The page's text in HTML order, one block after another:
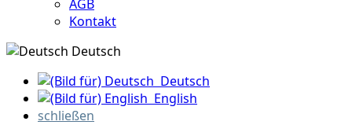
AGB
Kontakt
Deutsch
Deutsch
English
schließen